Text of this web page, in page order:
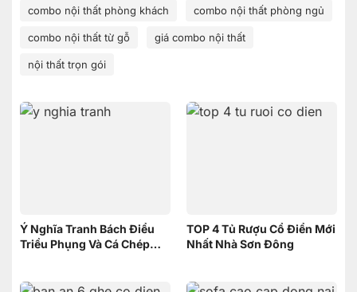
combo nội thất phòng khách combo nội thất phòng ngủ
combo nội thất từ gỗ giá combo nội thất
nội thất trọn gói
Ý Nghĩa Tranh Bách Điểu
Triều Phụng Và Cá Chép
TOP 4 Tủ Rượu Cổ Điển Mới
Nhất Nhà Sơn Đông